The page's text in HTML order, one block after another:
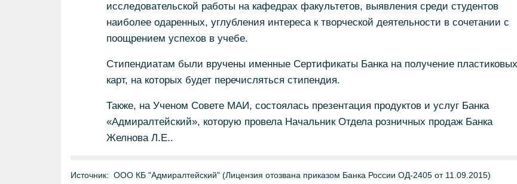
исследовательской работы на кафедрах факультетов, выявления среди студентов
наиболее одаренных, углубления интереса к творческой деятельности в сочетании с
поощрением успехов в учебе.
Стипендиатам были вручены именные Сертификаты Банка на получение пластиковых
карт, на которых будет перечисляться стипендия.
Также, на Ученом Совете МАИ, состоялась презентация продуктов и услуг Банка
«Адмиралтейский», которую провела Начальник Отдела розничных продаж Банка
Желнова Л.Е..
Источник: ООО КБ "Адмиралтейский" (Лицензия отозвана приказом Банка России ОД-2405 от 11.09.2015)